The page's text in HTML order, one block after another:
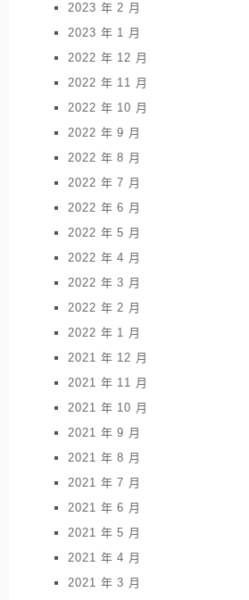
2023 年 2 月
2023 年 1 月
2022 年 12 月
2022 年 11 月
2022 年 10 月
2022 年 9 月
2022 年 8 月
2022 年 7 月
2022 年 6 月
2022 年 5 月
2022 年 4 月
2022 年 3 月
2022 年 2 月
2022 年 1 月
2021 年 12 月
2021 年 11 月
2021 年 10 月
2021 年 9 月
2021 年 8 月
2021 年 7 月
2021 年 6 月
2021 年 5 月
2021 年 4 月
2021 年 3 月